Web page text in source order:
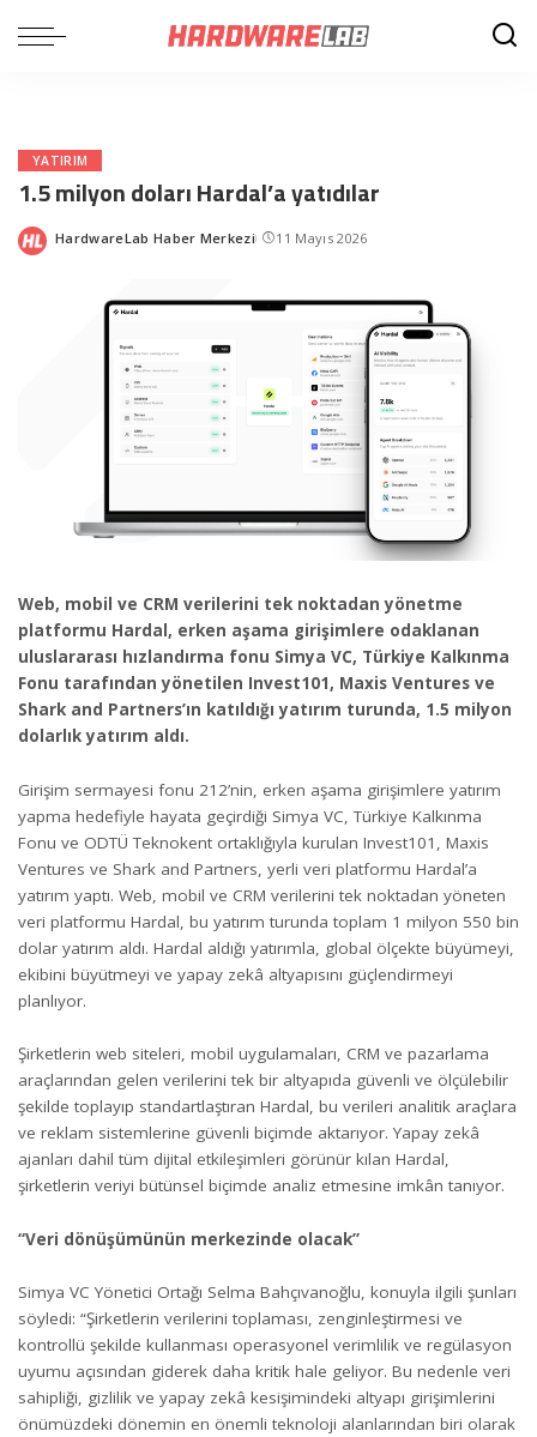
YATIRIM
1.5 milyon doları Hardal’a yatıdılar
Posted
HardwareLab Haber Merkezi 11 Mayıs 2026
Web, mobil ve CRM verilerini tek noktadan yönetme
platformu Hardal, erken aşama girişimlere odaklanan
uluslararası hızlandırma fonu Simya VC, Türkiye Kalkınma
Fonu tarafından yönetilen Invest101, Maxis Ventures ve
Shark and Partners’ın katıldığı yatırım turunda, 1.5 milyon
dolarlık yatırım aldı.
Girişim sermayesi fonu 212’nin, erken aşama girişimlere yatırım
yapma hedefiyle hayata geçirdiği Simya VC, Türkiye Kalkınma
Fonu ve ODTÜ Teknokent ortaklığıyla kurulan Invest101, Maxis
Ventures ve Shark and Partners, yerli veri platformu Hardal’a
yatırım yaptı. Web, mobil ve CRM verilerini tek noktadan yöneten
veri platformu Hardal, bu yatırım turunda toplam 1 milyon 550 bin
dolar yatırım aldı. Hardal aldığı yatırımla, global ölçekte büyümeyi,
ekibini büyütmeyi ve yapay zekâ altyapısını güçlendirmeyi
planlıyor.
Şirketlerin web siteleri, mobil uygulamaları, CRM ve pazarlama
araçlarından gelen verilerini tek bir altyapıda güvenli ve ölçülebilir
şekilde toplayıp standartlaştıran Hardal, bu verileri analitik araçlara
ve reklam sistemlerine güvenli biçimde aktarıyor. Yapay zekâ
ajanları dahil tüm dijital etkileşimleri görünür kılan Hardal,
şirketlerin veriyi bütünsel biçimde analiz etmesine imkân tanıyor.
“Veri dönüşümünün merkezinde olacak”
Simya VC Yönetici Ortağı Selma Bahçıvanoğlu, konuyla ilgili şunları
söyledi: “Şirketlerin verilerini toplaması, zenginleştirmesi ve
kontrollü şekilde kullanması operasyonel verimlilik ve regülasyon
uyumu açısından giderek daha kritik hale geliyor. Bu nedenle veri
sahipliği, gizlilik ve yapay zekâ kesişimindeki altyapı girişimlerini
önümüzdeki dönemin en önemli teknoloji alanlarından biri olarak